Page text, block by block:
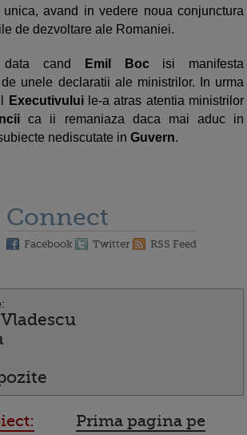
avand in vedere noua conjunctura
de dezvoltare ale Romaniei.
cand Emil Bocisi manifesta
unele declaratii ale ministrilor. In urma
Executivuluile-a atras atentia ministrilor
ca ii remaniaza daca mai aduc in
nediscutate in Guvern.
Connect
Facebook Twitter RSS Feed
Prima pagina pe